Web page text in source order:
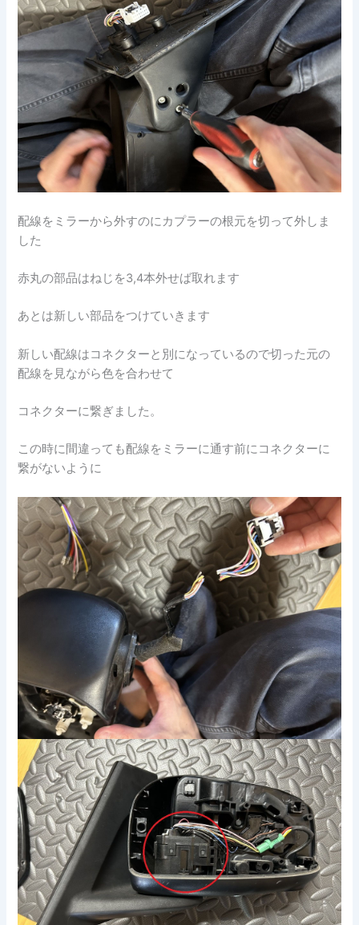
配線をミラーから外すのにカプラーの根元を切って外しま
した
赤丸の部品はねじを3,4本外せば取れます
あとは新しい部品をつけていきます
新しい配線はコネクターと別になっているので切った元の
配線を見ながら色を合わせて
コネクターに繋ぎました。
この時に間違っても配線をミラーに通す前にコネクターに
繋がないように